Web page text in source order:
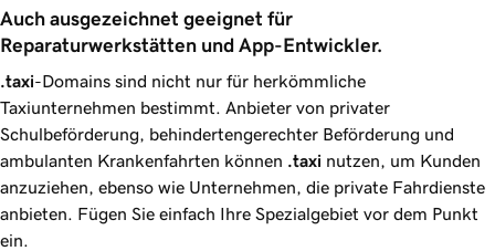
Auch ausgezeichnet geeignet für
Reparaturwerkstätten und App-Entwickler.
.taxi-Domains sind nicht nur für herkömmliche
Taxiunternehmen bestimmt. Anbieter von privater
Schulbeförderung, behindertengerechter Beförderung und
ambulanten Krankenfahrten können .taxi nutzen, um Kunden
anzuziehen, ebenso wie Unternehmen, die private Fahrdienste
anbieten. Fügen Sie einfach Ihre Spezialgebiet vor dem Punkt
ein.